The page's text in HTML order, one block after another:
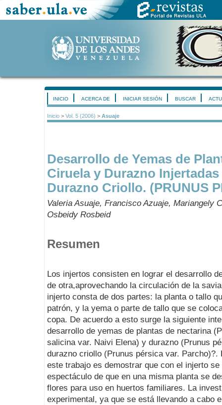
INICIO ACERCA DE INICIAR SESIÓN BUSCAR
Inicio > Vol. 5 (2006) > Asuaje
Desarrollo de Yemas de
Ciruela y Durazno
Durazno Criollo. (PRUNUS
Valeria Asuaje, Francisco Azuaje, Mariangely
Osbeidy Rosbeid
Resumen
Los injertos consisten en lograr el desarrollo
de otra,aprovechando la circulación de la
injerto consta de dos partes: la planta o tallo
patrón, y la yema o parte de tallo que se
copa. De acuerdo a esto surge la siguiente
desarrollo de yemas de plantas de nectarina
salicina var. Naivi Elena) y durazno (Prunus
durazno criollo (Prunus pérsica var.
este trabajo es demostrar que con el injerto
espectáculo de que en una misma planta se
flores para uso en huertos familiares. La
experimental, ya que se está llevando a cabo